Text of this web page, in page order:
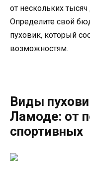
от нескольких
Определите свой
пуховик, который
возможностям.
Виды
Ламоде: от
спортивных